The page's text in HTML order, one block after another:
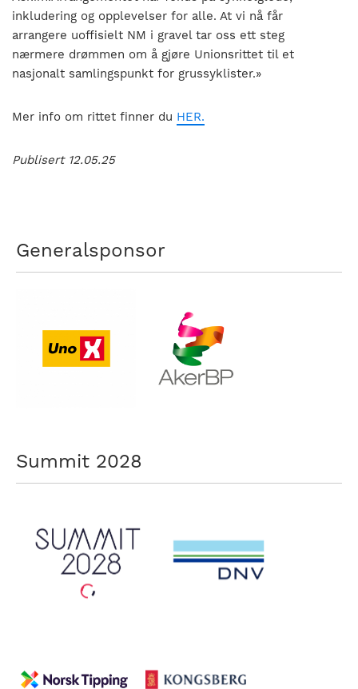
inkludering og opplevelser for alle. At vi nå får
arrangere uoffisielt NM i gravel tar oss ett steg
nærmere drømmen om å gjøre Unionsrittet til et
nasjonalt samlingspunkt for grussyklister.»
Mer info om rittet finner du HER.
Publisert 12.05.25
Generalsponsor
Summit 2028